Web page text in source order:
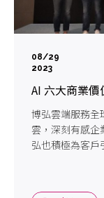
08/29
2023
AI 六大商業
博弘雲端服務全
雲，深刻有感企
弘也積極為客戶